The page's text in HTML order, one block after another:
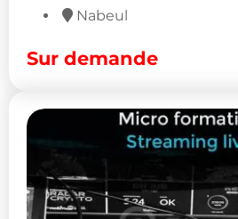
Nabeul
Sur demande